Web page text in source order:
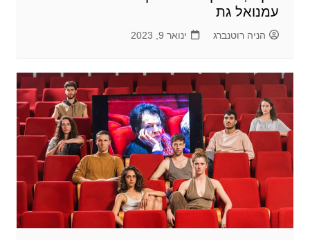
עמנואל גת
הניה רוטנברג ינואר 9, 2023